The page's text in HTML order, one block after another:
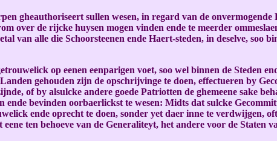
gheauthoriseert sullen wesen, in regard van de onvermogende
over de rijcke huysen mogen vinden ende te meerder
van alle die Schoorsteenen ende Haert-steden, in deselve, soo
op eenen eenparigen voet, soo wel binnen de Steden
gehouden zijn de opschrijvinge te doen, effectueren by
of by alsulcke andere goede Patriotten de ghemeene sake
ende bevinden oorbaerlickst te wesen: Midts dat sulcke
ende oprecht te doen, sonder yet daer inne te verdwijgen,
ten behoeve van de Generaliteyt, het andere voor de Staten